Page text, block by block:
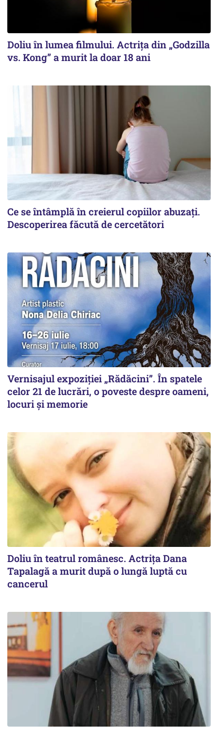
Doliu în lumea filmului. Actrița din „Godzilla
vs. Kong” a murit la doar 18 ani
Ce se întâmplă în creierul copiilor abuzați.
Descoperirea făcută de cercetători
Vernisajul expoziției „Rădăcini”. În spatele
celor 21 de lucrări, o poveste despre oameni,
locuri și memorie
Doliu în teatrul românesc. Actrița Dana
Tapalagă a murit după o lungă luptă cu
cancerul